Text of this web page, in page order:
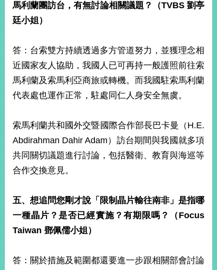
馬利蘭團訪台，有無討論相關議題？（TVBS 劉亭
廷小姐）
答：台索雙方持續透過多方管道努力，並獲理念相
近國家友人協助，我國人已可再持一般護照前往索
馬利蘭及索馬利亞商旅或轉機。而我國駐索馬利蘭
代表處也運作正常，駐處同仁人身安全無虞。
索馬利蘭共和國外交暨國際合作部長巴卡曼（H.E.
Abdirahman Dahir Adam）訪台期間與我國就多項
共同關切議題進行討論，包括醫衛、教育與海巡等
合作交換意見。
五、想追問您剛才說「限制晶片輸往南非」是指哪
一種晶片？是否已經實施？有期限嗎？（ Focus
Taiwan 鄧佩儒小姐）
答：關於措施及範圍都還要進一步跟相關部會討論